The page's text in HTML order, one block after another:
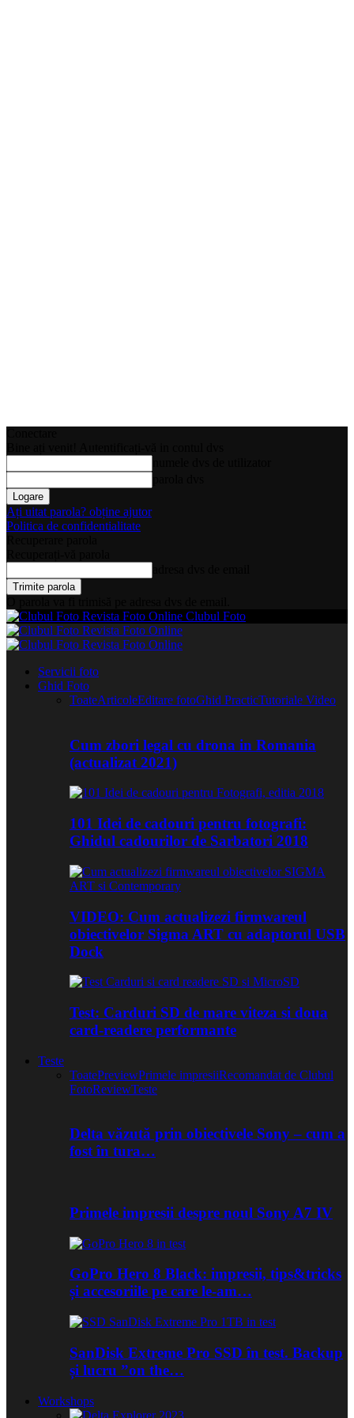
Ați uitat parola? obține ajutor
Politica de confidentialitate
Clubul Foto
Servicii foto
Ghid Foto
ToateArticoleEditare fotoGhid PracticTutoriale Video
Cum zbori legal cu drona in Romania
(actualizat 2021)
101 Idei de cadouri pentru fotografi:
Ghidul cadourilor de Sarbatori 2018
VIDEO: Cum actualizezi firmwareul
obiectivelor Sigma ART cu adaptorul USB
Dock
Test: Carduri SD de mare viteza si doua
card-readere performante
Teste
ToatePreviewPrimele impresiiRecomandat de Clubul
FotoReviewTeste
Delta văzută prin obiectivele Sony – cum a
fost în tura…
Primele impresii despre noul Sony A7 IV
GoPro Hero 8 Black: impresii, tips&tricks
și accesoriile pe care le-am…
SanDisk Extreme Pro SSD în test. Backup
și lucru ”on the…
Workshops